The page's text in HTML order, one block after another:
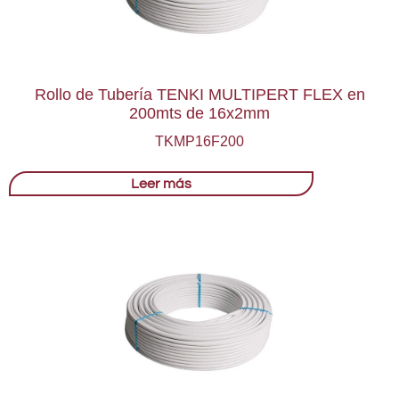
Rollo de Tubería TENKI MULTIPERT FLEX en
200mts de 16x2mm
TKMP16F200
Leer más